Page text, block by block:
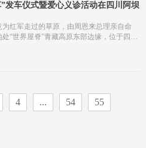
发车仪式暨爱心义诊活动在四川阿坝
为红军走过的草原，由周恩来总理亲自命
“世界屋脊”青藏高原东部边缘，位于四川
也是国家乡村振兴重点帮扶县。
4 ... 54 55